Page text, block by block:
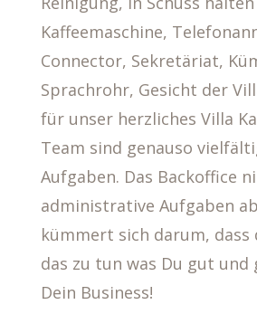
Kaffeemaschine,
Connector, Sekretäriat,
Sprachrohr, Gesicht der
für unser herzliches Villa
Team sind genauso
Aufgaben. Das Backoffice
administrative Aufgaben
kümmert sich darum, dass
das zu tun was Du gut und
Dein Business!